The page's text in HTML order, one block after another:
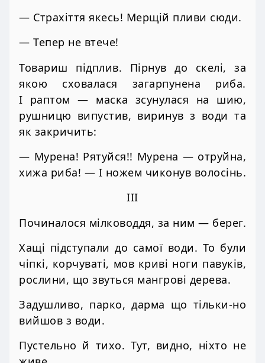
— Страхіття якесь! Мерщій пливи сюди.
— Тепер не втече!
Товариш підплив. Пірнув до скелі, за
якою сховалася загарпунена риба.
І раптом — маска зсунулася на шию,
рушницю випустив, виринув з води та
як закричить:
— Мурена! Рятуйся!! Мурена — отруйна,
хижа риба! — І ножем чиконув волосінь.
III
Починалося мілководдя, за ним — берег.
Хащі підступали до самої води. То були
чіпкі, корчуваті, мов криві ноги павуків,
рослини, що звуться мангрові дерева.
Задушливо, парко, дарма що тільки-но
вийшов з води.
Пустельно й тихо. Тут, видно, ніхто не